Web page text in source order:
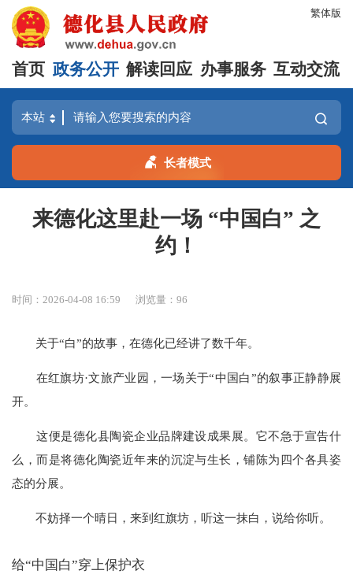
繁体版
首页 政务公开 解读回应 办事服务 互动交流
长者模式
来德化这里赴一场 “中国白” 之
约！
时间：2026-04-08 16:59 浏览量：96
关于“白”的故事，在德化已经讲了数千年。
在红旗坊·文旅产业园，一场关于“中国白”的叙事正静静展
开。
这便是德化县陶瓷企业品牌建设成果展。它不急于宣告什
么，而是将德化陶瓷近年来的沉淀与生长，铺陈为四个各具姿
态的分展。
不妨择一个晴日，来到红旗坊，听这一抹白，说给你听。
给“中国白”穿上保护衣